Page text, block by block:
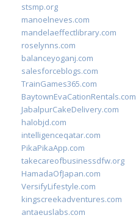
stsmp.org
manoelneves.com
mandelaeffectlibrary.com
roselynns.com
balanceyoganj.com
salesforceblogs.com
TrainGames365.com
BaytownEvaCationRentals.com
JabalpurCakeDelivery.com
halobjd.com
intelligenceqatar.com
PikaPikaApp.com
takecareofbusinessdfw.org
HamadaOfJapan.com
VersifyLifestyle.com
kingscreekadventures.com
antaeuslabs.com